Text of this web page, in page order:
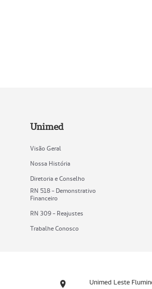
Unimed
Visão Geral
Nossa História
Diretoria e Conselho
RN 518 - Demonstrativo
Financeiro
RN 309 - Reajustes
Trabalhe Conosco
Unimed Leste